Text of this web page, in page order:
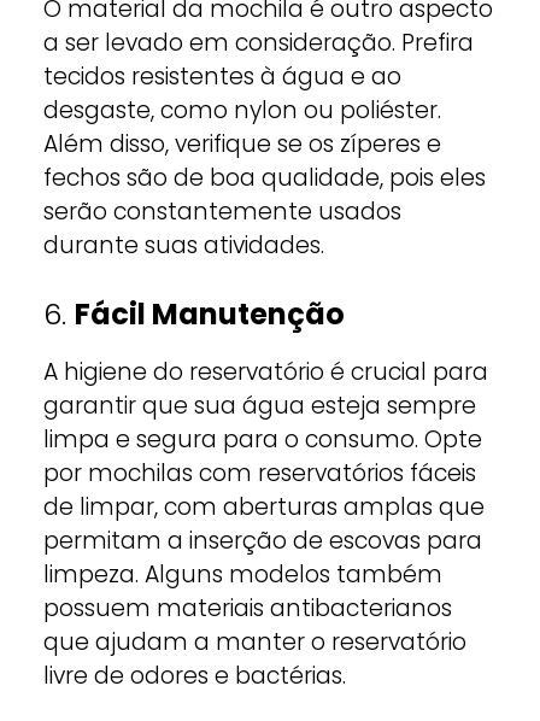
O material da mochila é outro aspecto
a ser levado em consideração. Prefira
tecidos resistentes à água e ao
desgaste, como nylon ou poliéster.
Além disso, verifique se os zíperes e
fechos são de boa qualidade, pois eles
serão constantemente usados
durante suas atividades.
6. Fácil Manutenção
A higiene do reservatório é crucial para
garantir que sua água esteja sempre
limpa e segura para o consumo. Opte
por mochilas com reservatórios fáceis
de limpar, com aberturas amplas que
permitam a inserção de escovas para
limpeza. Alguns modelos também
possuem materiais antibacterianos
que ajudam a manter o reservatório
livre de odores e bactérias.